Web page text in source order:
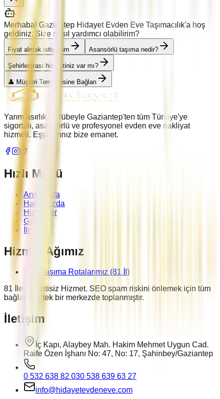
Merhaba! Gaziantep Hidayet Evden Eve Taşımacılık'a hoş
geldiniz. Size nasıl yardımcı olabilirim?
Fiyat almak istiyorum Asansörlü taşıma nedir?
Şehirlerarası hizmetiniz var mı?
👤 Müşteri Temsilcisine Bağlan
Yarım asırlık tecrübeyle Gaziantep'ten tüm Türkiye'ye
sigortalı, asansörlü ve profesyonel evden eve nakliyat
hizmeti. Eşyalarınız bize emanet.
Hızlı Menü
Ana Sayfa
Hakkımızda
Hizmetler
Galeri
İletişim
Hizmet Ağımız
Tüm Taşıma Rotalarımız (81 İl)
81 İle Kesintisiz Hizmet. SEO spam riskini önlemek için tüm
bağlantılar tek bir merkezde toplanmıştır.
İletişim
İç Kapı, Alaybey Mah. Hakim Mehmet Uygun Cad.
Raife Özen İşhanı No: 47, No: 17, Şahinbey/Gaziantep
0 532 638 82 030 538 639 63 27
info@hidayetevdeneve.com